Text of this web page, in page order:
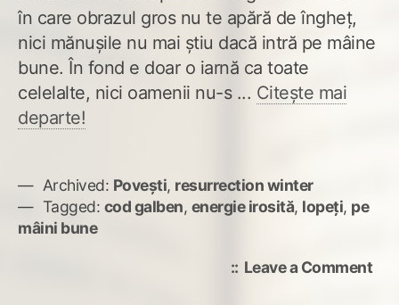
în care obrazul gros nu te apără de îngheţ,
nici mănuşile nu mai ştiu dacă intră pe mâine
bune. În fond e doar o iarnă ca toate
celelalte, nici oamenii nu-s ... Citește mai
departe!
Archived: Povești, resurrection winter
Tagged: cod galben, energie irosită, lopeţi, pe
mâini bune
Leave a Commenton